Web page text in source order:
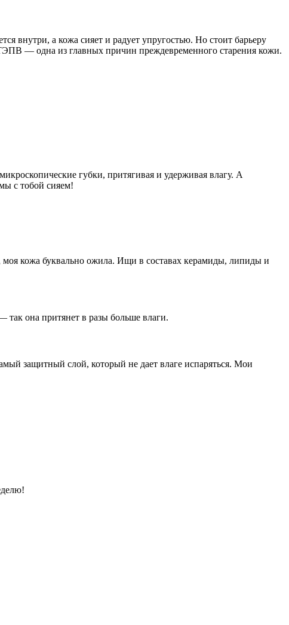
внутри, а кожа сияет и радует упругостью. Но стоит барьеру
— одна из главных причин преждевременного старения кожи.
губки, притягивая и удерживая влагу. А
с тобой сияем!
моя кожа буквально ожила. Ищи в составах керамиды, липиды и
так она притянет в разы больше влаги.
защитный слой, который не дает влаге испаряться. Мои